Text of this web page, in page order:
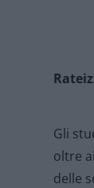
Gli
oltre
delle